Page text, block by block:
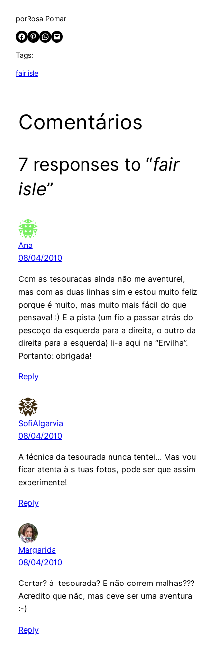
porRosa Pomar
Share on Facebook Share on Pinterest Share on WhatsApp Email this Page
Tags:
fair isle
Comentários
7 responses to “fair
isle”
Ana
08/04/2010
Com as tesouradas ainda não me aventurei,
mas com as duas linhas sim e estou muito feliz
porque é muito, mas muito mais fácil do que
pensava! :) E a pista (um fio a passar atrás do
pescoço da esquerda para a direita, o outro da
direita para a esquerda) li-a aqui na “Ervilha”.
Portanto: obrigada!
Reply
SofiAlgarvia
08/04/2010
A técnica da tesourada nunca tentei… Mas vou
ficar atenta à s tuas fotos, pode ser que assim
experimente!
Reply
Margarida
08/04/2010
Cortar? à tesourada? E não correm malhas???
Acredito que não, mas deve ser uma aventura
:-)
Reply